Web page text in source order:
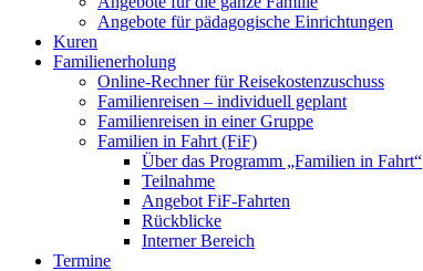
Angebote für pädagogische Einrichtungen
Kuren
Familienerholung
Online-Rechner für Reisekostenzuschuss
Familienreisen – individuell geplant
Familienreisen in einer Gruppe
Familien in Fahrt (FiF)
Über das Programm „Familien in Fahrt“
Teilnahme
Angebot FiF-Fahrten
Rückblicke
Interner Bereich
Termine